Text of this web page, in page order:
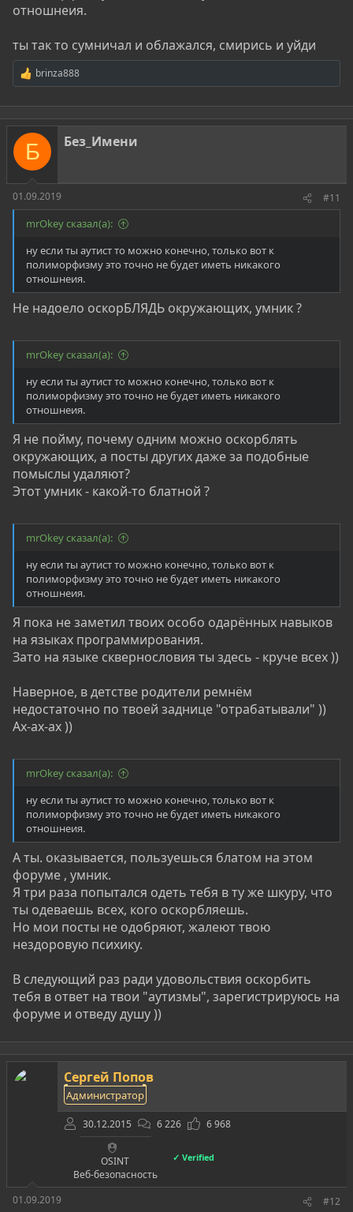
отношнеия.
ты так то сумничал и облажался, смирись и уйди
Р
е
а
к
ц
и
:
brinza888
Б Без_Имени
01.09.2019 #11
mrOkey сказал(а):
ну если ты аутист то можно конечно, только вот к
полиморфизму это точно не будет иметь никакого
отношнеия.
Не надоело оскорБЛЯДЬ окружающих, умник ?
mrOkey сказал(а):
ну если ты аутист то можно конечно, только вот к
полиморфизму это точно не будет иметь никакого
отношнеия.
Я не пойму, почему одним можно оскорблять
окружающих, а посты других даже за подобные
помыслы удаляют?
Этот умник - какой-то блатной ?
mrOkey сказал(а):
ну если ты аутист то можно конечно, только вот к
полиморфизму это точно не будет иметь никакого
отношнеия.
Я пока не заметил твоих особо одарённых навыков
на языках программирования.
Зато на языке сквернословия ты здесь - круче всех ))
Наверное, в детстве родители ремнём
недостаточно по твоей заднице "отрабатывали" ))
Ах-ах-ах ))
mrOkey сказал(а):
ну если ты аутист то можно конечно, только вот к
полиморфизму это точно не будет иметь никакого
отношнеия.
А ты. оказывается, пользуешься блатом на этом
форуме , умник.
Я три раза попытался одеть тебя в ту же шкуру, что
ты одеваешь всех, кого оскорбляешь.
Но мои посты не одобряют, жалеют твою
нездоровую психику.
В следующий раз ради удовольствия оскорбить
тебя в ответ на твои "аутизмы", зарегистрируюсь на
форуме и отведу душу ))
Сергей Попов
Администратор
30.12.2015 6 226 6 968
OSINT
Веб-безопасность
✓ Verified
01.09.2019 #12